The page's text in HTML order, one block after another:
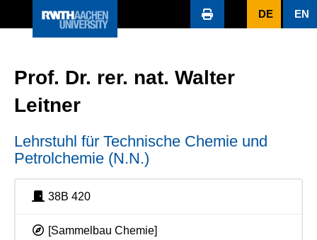
DE EN
Prof. Dr. rer. nat. Walter
Leitner
Lehrstuhl für Technische Chemie und
Petrolchemie (N.N.)
38B 420
[Sammelbau Chemie]